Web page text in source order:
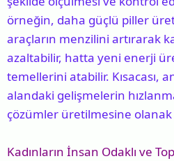
örneğin, daha güçlü piller
araçların menzilini artırarak
azaltabilir, hatta yeni enerji
temellerini atabilir. Kısacası,
alandaki gelişmelerin
çözümler üretilmesine olanak
Kadınların İnsan Odaklı ve